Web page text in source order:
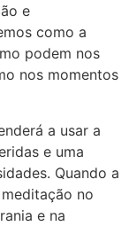
e
como a
podem nos
nos momentos
a usar a
e uma
Quando a
no
e na